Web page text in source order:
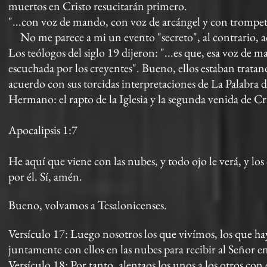
muertos en Cristo resucitarán primero.
"...con voz de mando, con voz de arcángel y con
No me parece a mi un evento "secreto", al contrario,
Los teólogos del siglo 19 dijeron: "...es que, esa voz de
escuchada por los creyentes". Bueno, ellos estaban
acuerdo con sus torcidas interpretaciones de La Palabra
Hermano: el rapto de la Iglesia y la segunda venida
Apocalipsis 1:7
He aquí que viene con las nubes, y todo ojo le verá, y
por él. Sí, amén.
Bueno, volvamos a Tesalonicenses.
Versículo 17: Luego nosotros los que vivímos, los que
juntamente con ellos en las nubes para recibir al Señor